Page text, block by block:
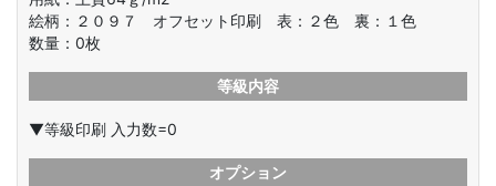
絵柄： ２０９７ オフセット印刷 表：２色 裏：１色
数量： 0枚
等級内容
▼等級印刷 入力数=0
オプション